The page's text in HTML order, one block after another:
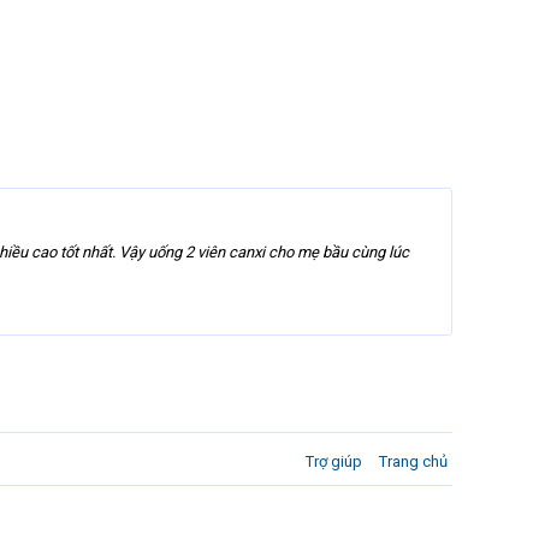
cao tốt nhất. Vậy uống 2 viên canxi cho mẹ bầu cùng lúc
Trợ giúp Trang chủ